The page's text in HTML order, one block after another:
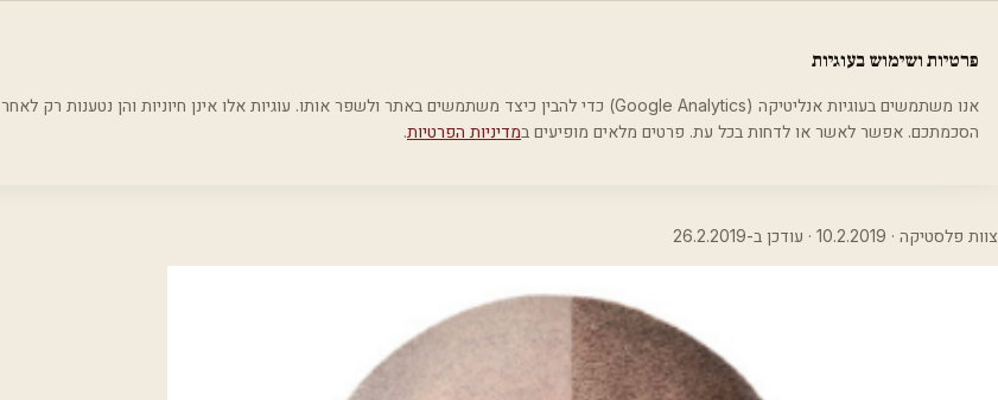
בית בלוג סוגי טיפולים בהתקרחות
סוגי טיפולים בהתקרחות
צוות פלסטיקה · 10.2.2019 · עודכן ב-26.2.2019
פרטיות ושימוש בעוגיות
אנו משתמשים בעוגיות אנליטיקה (Google Analytics) כדי להבין כיצד משתמשים באתר ולשפר אותו. עוגיות אלו אינן חיוניות והן נטענות רק לאחר
הסכמתכם. אפשר לאשר או לדחות בכל עת. פרטים מלאים מופיעים במדיניות הפרטיות.